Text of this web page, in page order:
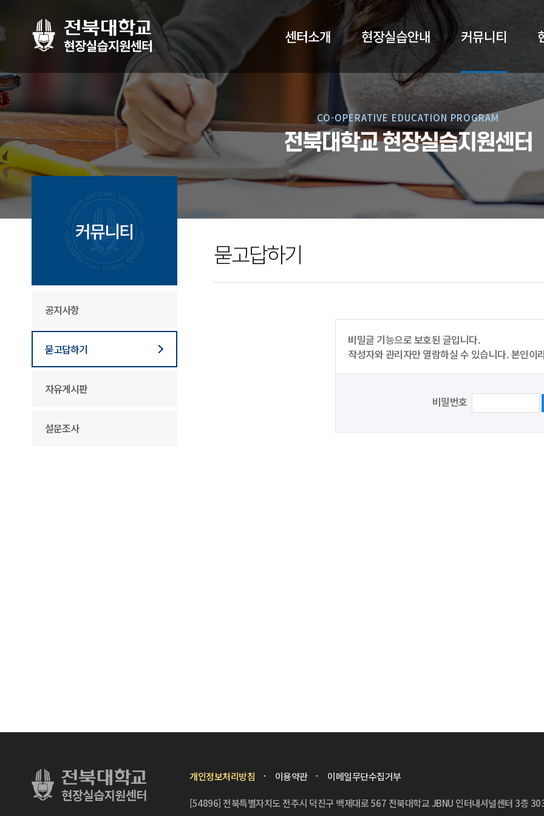
센터소개 현장실습안내 커뮤니티
CO-OPERATIVE EDUCATION PROGRAM
전북대학교 현장실습지원센터
커뮤니티
공지사항
묻고답하기
자유게시판
설문조사
묻고답하기
비밀글 기능으로 보호된 글입니다.
작성자와 관리자만 열람하실 수 있습니다. 본인이
비밀번호
개인정보처리방침 이용약관
이메일무단수집거부
[54896] 전북특별자치도 전주시 덕진구 백제대로 567 전북대학교 JBNU 인터내셔널센터 3층